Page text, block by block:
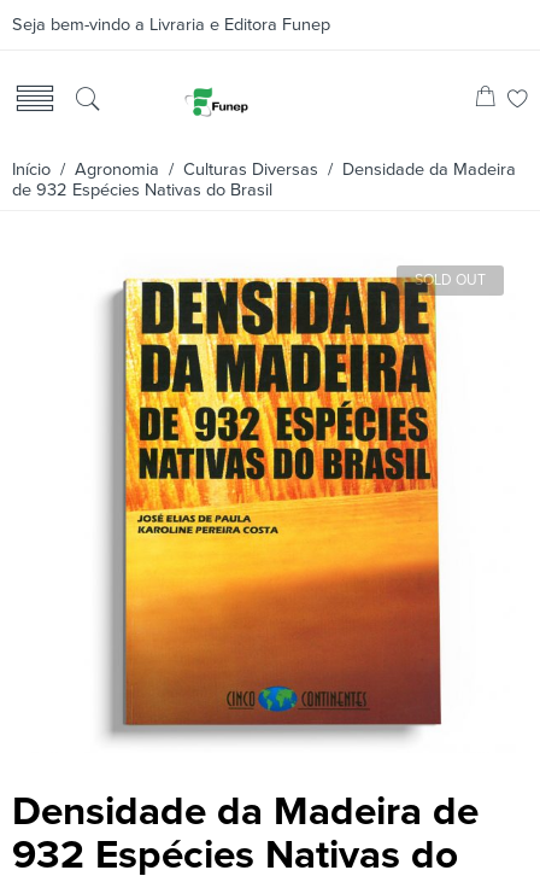
Seja bem-vindo a Livraria e Editora Funep
Início / Agronomia / Culturas Diversas / Densidade da Madeira
de 932 Espécies Nativas do Brasil
SOLD OUT
Densidade da Madeira de
932 Espécies Nativas do